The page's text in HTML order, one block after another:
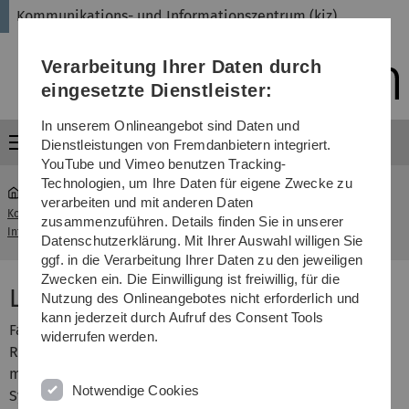
Direkt
Direkt
Direkt
(Sprache,
Drucken,
Media)
Direkt
Direkt
Kommunikations- und Informationszentrum (kiz)
Menü
Kommunikations- und
Informationszentrum (kiz)
...
Leitfaden bei Virenbefall
Falls Sie den begründeten Verdacht hegen, dass Ihr
Rechner von einem Virus infiziert wurde ("verhält sich
merkwürdig") oder Sie von Kollegen oder
Systemadministratoren an der Universität darauf
Verarbeitung Ihrer Daten durch
eingesetzte Dienstleister:
In unserem Onlineangebot sind Daten und
Dienstleistungen von Fremdanbietern integriert.
YouTube und Vimeo benutzen Tracking-
Technologien, um Ihre Daten für eigene Zwecke zu
verarbeiten und mit anderen Daten
zusammenzuführen. Details finden Sie in unserer
Datenschutzerklärung. Mit Ihrer Auswahl willigen Sie
ggf. in die Verarbeitung Ihrer Daten zu den jeweiligen
Zwecken ein. Die Einwilligung ist freiwillig, für die
Nutzung des Onlineangebotes nicht erforderlich und
kann jederzeit durch Aufruf des Consent Tools
widerrufen werden.
Notwendige Cookies